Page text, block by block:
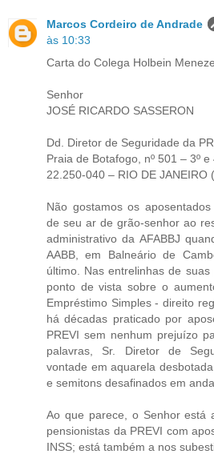
Marcos Cordeiro de Andrade
às 10:33
Carta do Colega Holbein
Senhor
JOSÉ RICARDO SASSERON
Dd. Diretor de Seguridade da
Praia de Botafogo, nº 501 – 3º e
22.250-040 – RIO DE JANEIRO
Não gostamos os
de seu ar de grão-senhor ao
administrativo da AFABBJ
AABB, em Balneário de
último. Nas entrelinhas de suas
ponto de vista sobre o
Empréstimo Simples - direito
há décadas praticado por
PREVI sem nenhum prejuízo
palavras, Sr. Diretor de
vontade em aquarela
e semitons desafinados em
Ao que parece, o Senhor está
pensionistas da PREVI com
INSS; está também a nos